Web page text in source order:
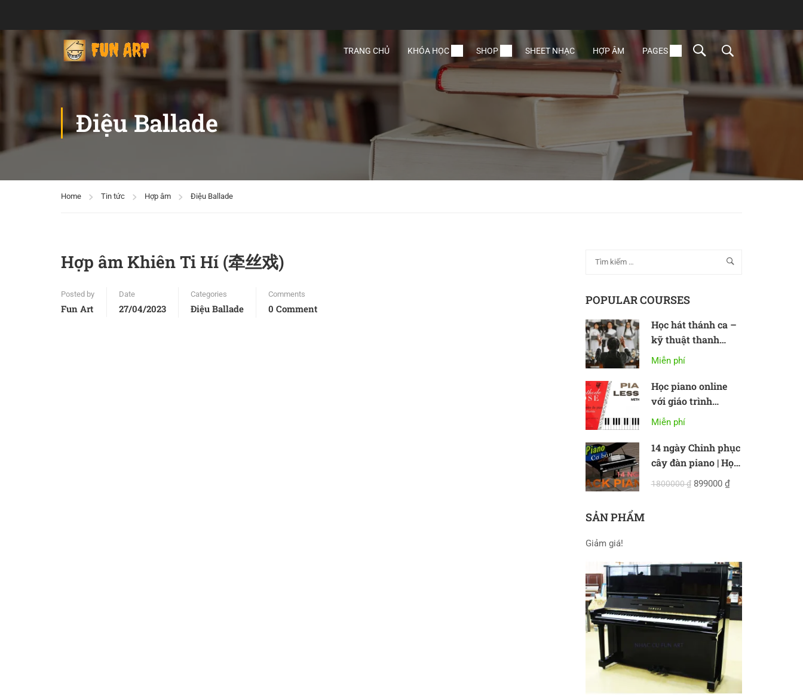
TRANG CHỦ KHÓA HỌC SHOP SHEET NHẠC HỢP ÂM PAGES
Điệu Ballade
Home Tin tức Hợp âm Điệu Ballade
Hợp âm Khiên Ti Hí (牵丝戏)
Posted by
Fun Art
Date
27/04/2023
Categories
Điệu Ballade
Comments
0 Comment
POPULAR COURSES
Học hát thánh ca –
kỹ thuật thanh
nhạc cơ bản
Miễn phí
Học piano online
với giáo trình
Methode Rose
Miễn phí
14 ngày Chinh phục
cây đàn piano | Học
piano online cơ bản
1800000 ₫ 899000 ₫
SẢN PHẨM
Giảm giá!